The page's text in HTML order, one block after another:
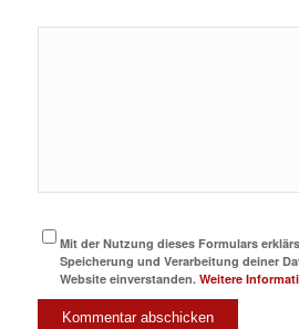
Mit der Nutzung dieses Formulars
Speicherung und Verarbeitung deiner
Website einverstanden. Weitere